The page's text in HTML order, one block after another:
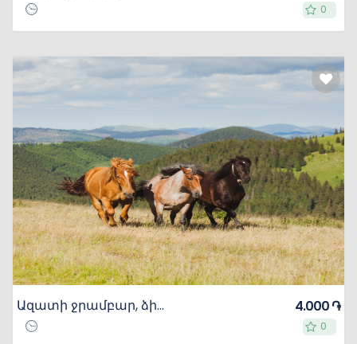
0
0
Ազատի ջրամբար, ձիավարություն Ձորաղբյուրի սարերում
0
0
4.000 ֏